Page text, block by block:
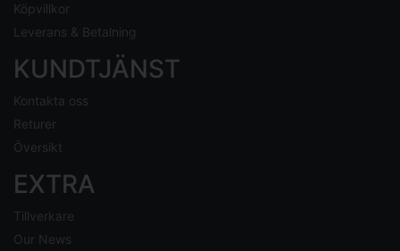
Köpvillkor
Leverans & Betalning
KUNDTJÄNST
Kontakta oss
Returer
Översikt
EXTRA
Tillverkare
Our News